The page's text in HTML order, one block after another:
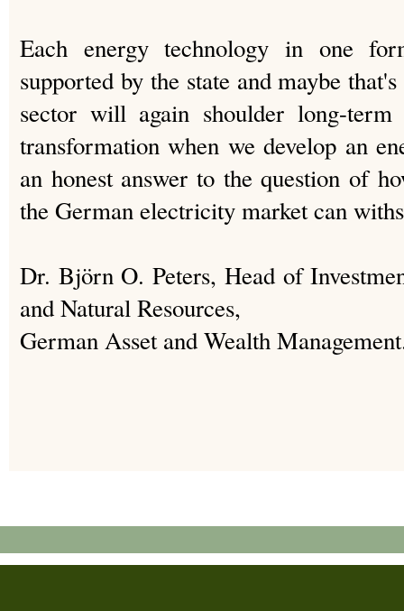
Each energy technology in one
supported by the state and maybe
sector will again shoulder long-
transformation when we develop an
an honest answer to the question of
the German electricity market can
Dr. Björn O. Peters, Head of
and Natural Resources,
German Asset and Wealth